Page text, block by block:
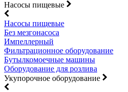
Насосы пищевые
Насосы пищевые
Без мезгонасоса
Импеллерный
Фильтрационное оборудование
Бутылкомоечные машины
Оборудование для розлива
Укупорочное оборудование